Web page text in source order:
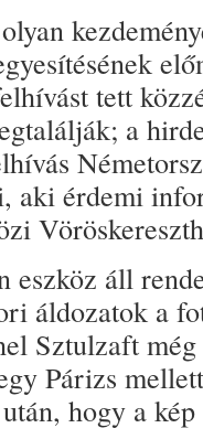
tett
a
aki érdemi
eszköz áll
áldozatok a
Sztulzaft
Párizs
hogy a